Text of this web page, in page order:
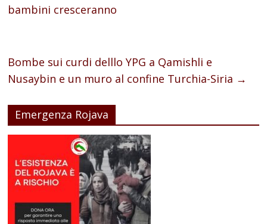
bambini cresceranno
Bombe sui curdi delllo YPG a Qamishli e
Nusaybin e un muro al confine Turchia-Siria →
Emergenza Rojava